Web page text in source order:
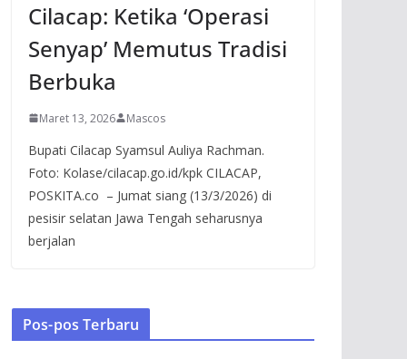
Cilacap: Ketika ‘Operasi
Senyap’ Memutus Tradisi
Berbuka
Maret 13, 2026 Mascos
Bupati Cilacap Syamsul Auliya Rachman.
Foto: Kolase/cilacap.go.id/kpk CILACAP,
POSKITA.co – Jumat siang (13/3/2026) di
pesisir selatan Jawa Tengah seharusnya
berjalan
Pos-pos Terbaru